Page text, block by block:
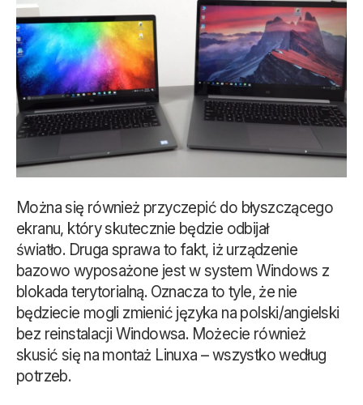
Można się również przyczepić do błyszczącego
ekranu, który skutecznie będzie odbijał
światło. Druga sprawa to fakt, iż urządzenie
bazowo wyposażone jest w system Windows z
blokada terytorialną. Oznacza to tyle, że nie
będziecie mogli zmienić języka na polski/angielski
bez reinstalacji Windowsa. Możecie również
skusić się na montaż Linuxa – wszystko według
potrzeb.